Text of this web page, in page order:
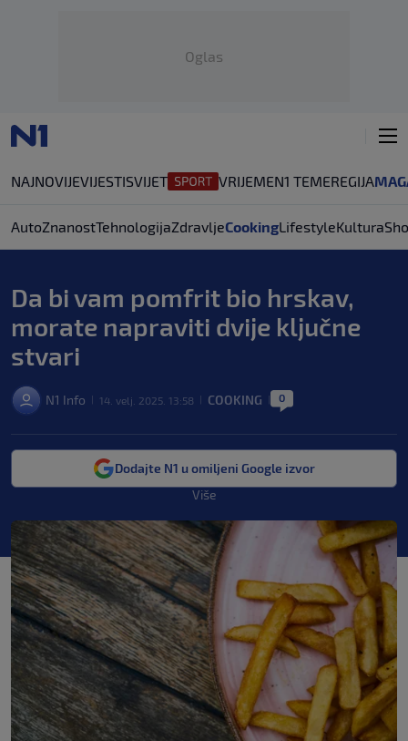
Oglas
NAJNOVIJEVIJESTISVIJET VRIJEMEN1 TEMEREGIJA
AutoZnanostTehnologijaZdravljeCookingLifestyleKultura
Da bi vam pomfrit bio hrskav,
morate napraviti dvije ključne
stvari
N1 Info 14. velj. 2025. 13:58 COOKING 0
Dodajte N1 u omiljeni Google izvor
Više